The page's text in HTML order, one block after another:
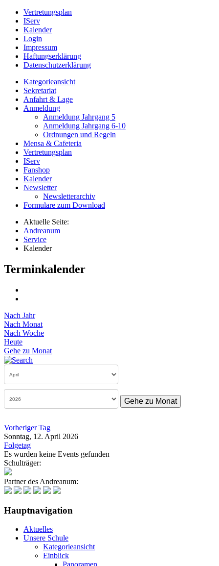
Vertretungsplan
IServ
Kalender
Login
Impressum
Haftungserklärung
Datenschutzerklärung
Kategorieansicht
Sekretariat
Anfahrt & Lage
Anmeldung
Anmeldung Jahrgang 5
Anmeldung Jahrgang 6-10
Ordnungen und Regeln
Mensa & Cafeteria
Vertretungsplan
IServ
Fanshop
Kalender
Newsletter
Newsletterarchiv
Formulare zum Download
Aktuelle Seite:
Andreanum
Service
Kalender
Terminkalender
Nach Jahr
Nach Monat
Nach Woche
Heute
Gehe zu Monat
Gehe zu Monat
Vorheriger Tag
Sonntag, 12. April 2026
Folgetag
Es wurden keine Events gefunden
Schulträger:
Partner des Andreanum:
Hauptnavigation
Aktuelles
Unsere Schule
Kategorieansicht
Einblick